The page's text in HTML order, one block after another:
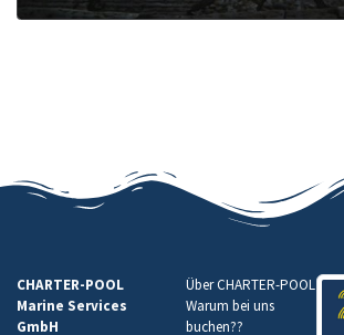
CHARTER-POOL
Marine Services
GmbH
Über CHARTER-POOL
Warum bei uns
buchen??